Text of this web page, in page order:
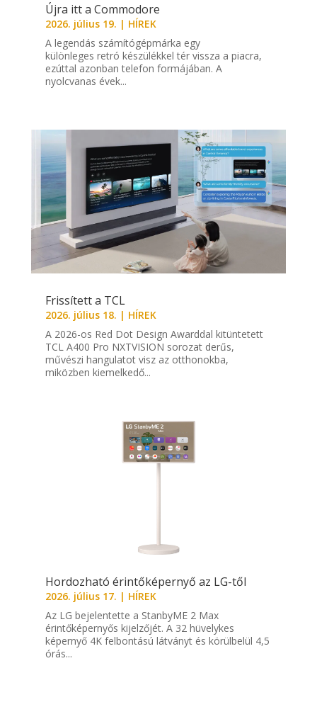
Újra itt a Commodore
2026. július 19. | HÍREK
A legendás számítógépmárka egy
különleges retró készülékkel tér vissza a piacra,
ezúttal azonban telefon formájában. A
nyolcvanas évek...
Frissített a TCL
2026. július 18. | HÍREK
A 2026-os Red Dot Design Awarddal kitüntetett
TCL A400 Pro NXTVISION sorozat derűs,
művészi hangulatot visz az otthonokba,
miközben kiemelkedő...
Hordozható érintőképernyő az LG-től
2026. július 17. | HÍREK
Az LG bejelentette a StanbyME 2 Max
érintőképernyős kijelzőjét. A 32 hüvelykes
képernyő 4K felbontású látványt és körülbelül 4,5
órás...